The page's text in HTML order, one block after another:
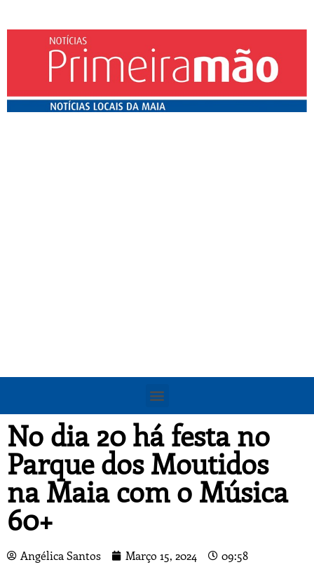
No dia 20 há festa no
Parque dos Moutidos
na Maia com o Música
60+
Angélica Santos Março 15, 2024 09:58